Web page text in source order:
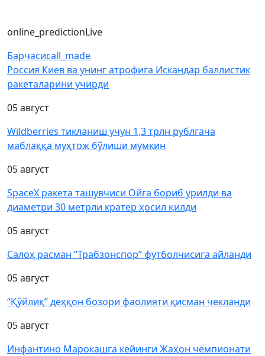
online_predictionLive
Барчасиcall_made
Россия Киев ва унинг атрофига Искандар баллистик
ракеталарини учирди
05 август
Wildberries тикланиш учун 1,3 трлн рублгача
маблаққа муҳтож бўлиши мумкин
05 август
SpaceX ракета ташувчиси Ойга бориб урилди ва
диаметри 30 метрли кратер ҳосил қилди
05 август
Салоҳ расман “Трабзонспор” футболчисига айланди
05 август
“Қўйлиқ” деҳқон бозори фаолияти қисман чекланди
05 август
Инфантино Марокашга кейинги Жаҳон чемпионати